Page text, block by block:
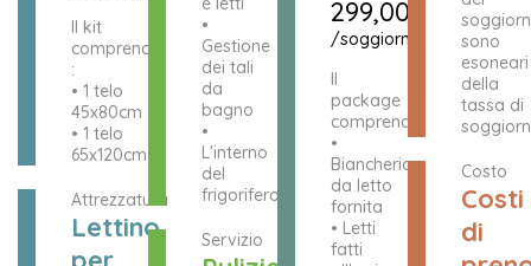
Il kit
comprende
:
• 1 telo
45x80cm
• 1 telo
65x120cm
Attrezzatura
Lettino
•
Gestione
dei tali
da
bagno
•
L'interno
del
frigorifero
Servizio
299,00
/soggiorno
Il
package
comprende:
•
Biancheria
da letto
fornita
• Letti
fatti
sono
esoneari
della
tassa di
Costo
Costi
di